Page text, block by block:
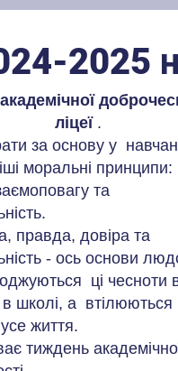
2025
ліцеї.
за основу у
моральні принципи:
та
правда, довіра та
- ось основи
ці чесноти
в школі, а втілюються
життя.
тиждень